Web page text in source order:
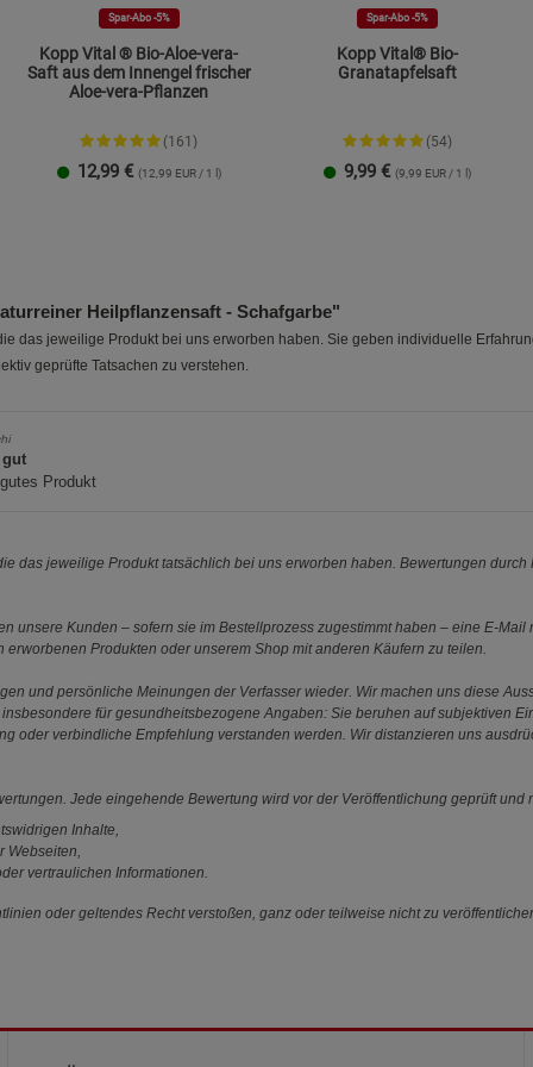
Spar-Abo -5%
Kopp Vital ® Bio-Aloe-vera-
Saft aus dem Innengel frischer
Aloe-vera-Pflanzen
(161)
12,99 € (12,99 EUR / 1 l)
Spar-Abo -5%
Kopp Vital® Bio-
Granatapfelsaft
(54)
9,99 € (9,99 EUR / 1 l)
Heilpflanzensaft - Schafgarbe"
das jeweilige Produkt bei uns erworben haben. Sie geben individuelle
geprüfte Tatsachen zu verstehen.
gut
Produkt
das jeweilige Produkt tatsächlich bei uns erworben haben. Bewertungen
unsere Kunden – sofern sie im Bestellprozess zugestimmt haben – eine E-
Produkten oder unserem Shop mit anderen Käufern zu teilen.
und persönliche Meinungen der Verfasser wieder. Wir machen uns diese
für gesundheitsbezogene Angaben: Sie beruhen auf subjektiven
oder verbindliche Empfehlung verstanden werden. Wir distanzieren uns
Jede eingehende Bewertung wird vor der Veröffentlichung geprüft
Inhalte,
Webseiten,
vertraulichen Informationen.
oder geltendes Recht verstoßen, ganz oder teilweise nicht zu